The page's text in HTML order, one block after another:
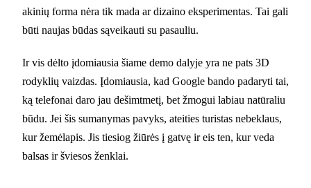
akinių forma nėra tik mada ar dizaino eksperimentas. Tai gali
būti naujas būdas sąveikauti su pasauliu.
Ir vis dėlto įdomiausia šiame demo dalyje yra ne pats 3D
rodyklių vaizdas. Įdomiausia, kad Google bando padaryti tai,
ką telefonai daro jau dešimtmetį, bet žmogui labiau natūraliu
būdu. Jei šis sumanymas pavyks, ateities turistas nebeklaus,
kur žemėlapis. Jis tiesiog žiūrės į gatvę ir eis ten, kur veda
balsas ir šviesos ženklai.